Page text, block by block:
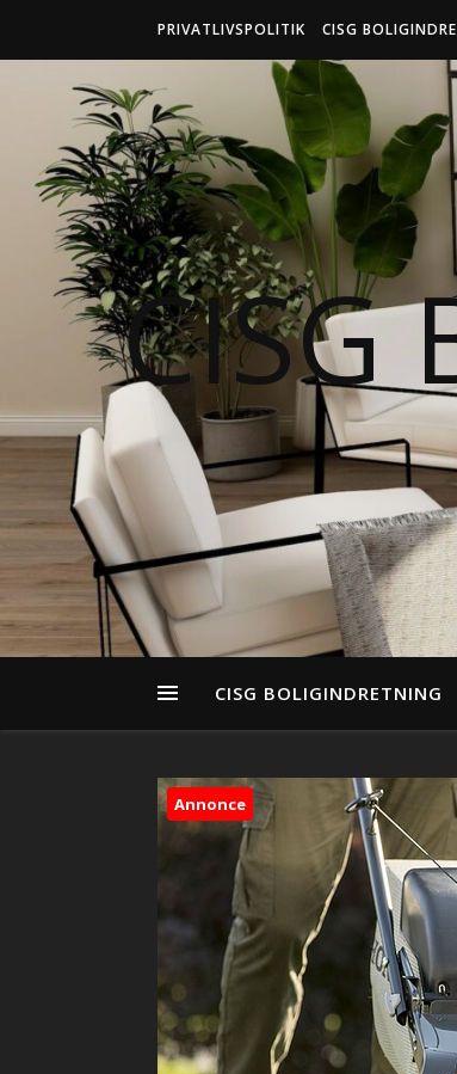
PRIVATLIVSPOLITIK CISG
CISG
CISG BOLIGINDRETNING
Annonce